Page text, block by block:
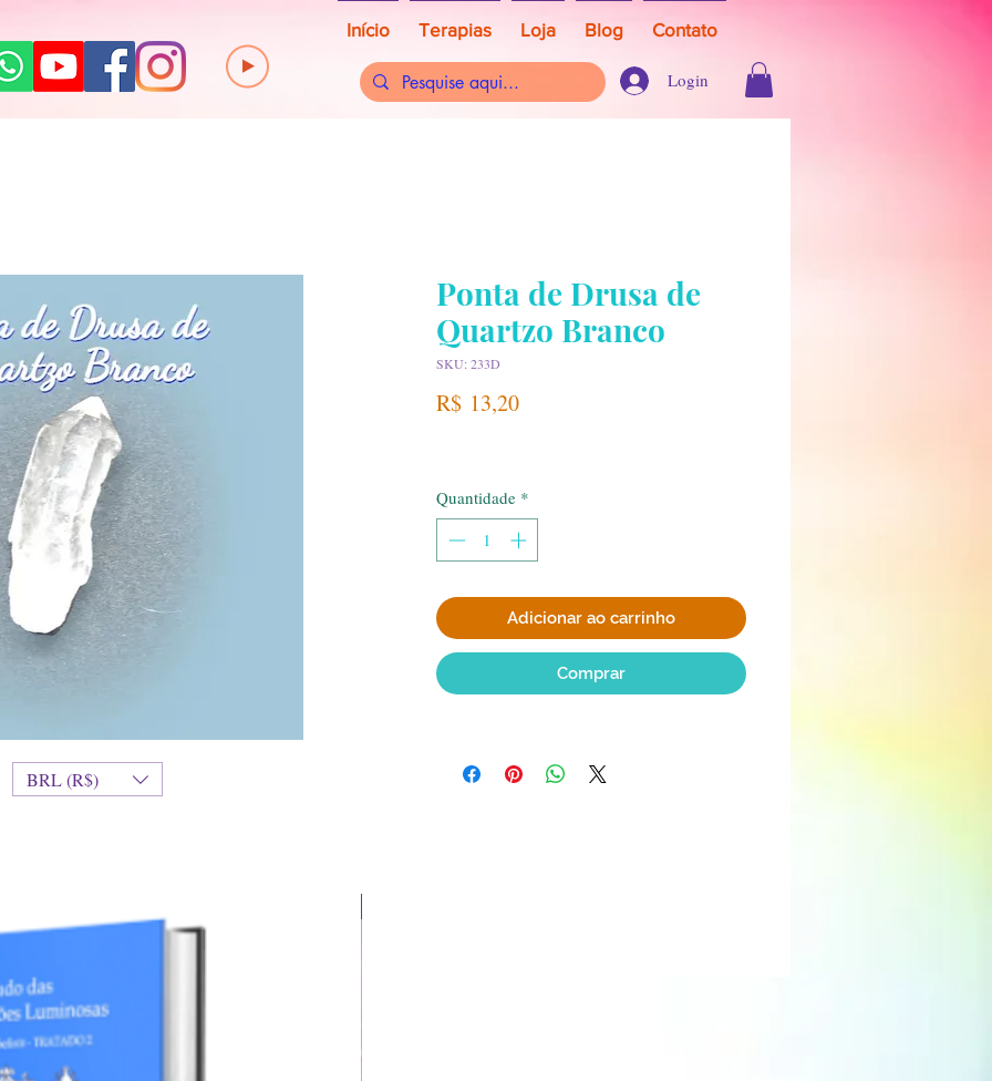
Início Terapias Loja Blog Contato
Login
Ponta de Drusa de
Quartzo Branco
SKU: 233D
R$ 13,20Preço
Quantidade *
Adicionar ao carrinho
Comprar
BRL (R$)